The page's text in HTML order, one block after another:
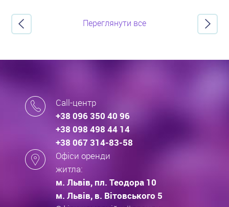
Переглянути все
Call-центр
+38 096 350 40 96
+38 098 498 44 14
+38 067 314-83-58
Офіси оренди
житла:
м. Львів, пл. Теодора 10
м. Львів, в. Вітовського 5